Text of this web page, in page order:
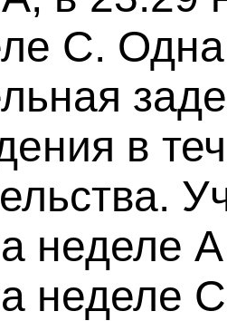
С.
в
неделе
неделе